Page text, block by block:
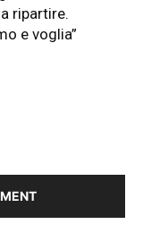
ripartire.
e voglia”